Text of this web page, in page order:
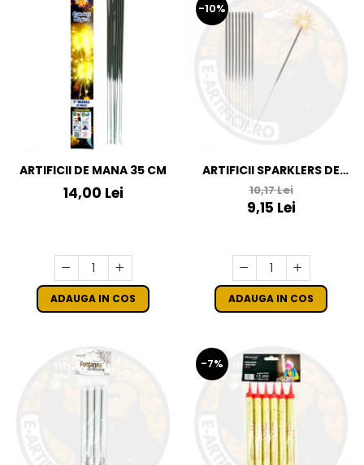
ARTIFICII DE MANA 35 CM
14,00 Lei
ADAUGA IN COS
-10%
ARTIFICII SPARKLERS DE
MANA - STELUTE DE BRAD
28 CM - SET 10 BUC
10,17 Lei
9,15 Lei
ADAUGA IN COS
-7%